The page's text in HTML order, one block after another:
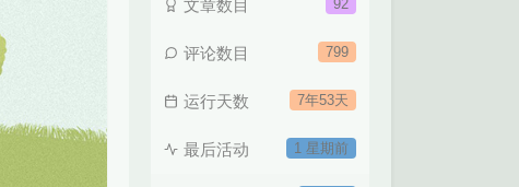
92
文章数目
799
评论数目
7年53天
运行天数
1 星期前
最后活动